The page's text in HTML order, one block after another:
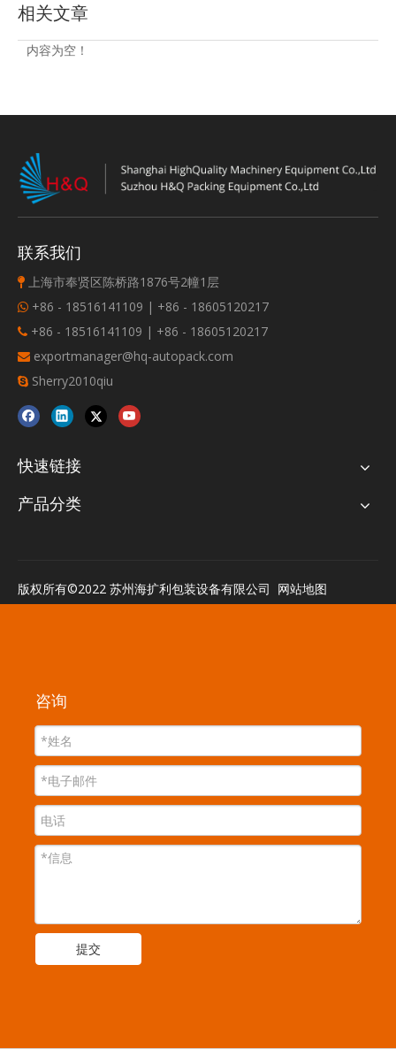
相关文章
内容为空！
联系我们
 上海市奉贤区陈桥路1876号2幢1层
 +86 - 18516141109 | +86 - 18605120217
 +86 - 18516141109 | +86 - 18605120217
 exportmanager@hq-autopack.com
 Sherry2010qiu
快速链接
产品分类
版权所有©2022 苏州海扩利包装设备有限公司 网站地图
咨询
提交